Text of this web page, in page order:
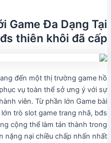
Game Đa Dạng Tại
thiên khôi đã cấp
đến một thị trường game hồ
vụ toàn thể sở ưng ý với sự
viên. Từ phần lớn Game bài
trò slot game trang nhã, bđs
cộng thể làm tán thành trong
nặng nại chiều chấp nhấn nhất.